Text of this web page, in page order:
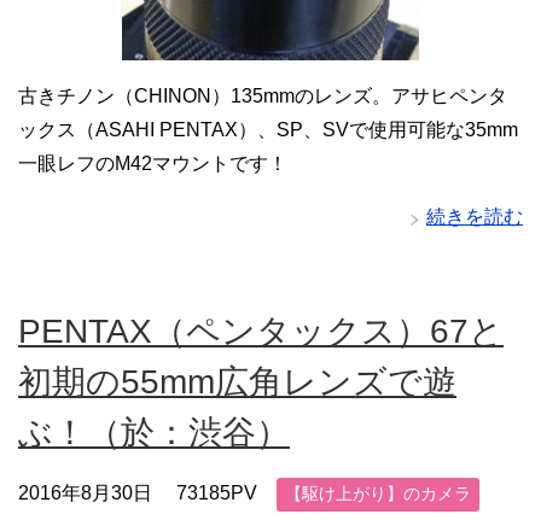
古きチノン（CHINON）135mmのレンズ。アサヒペンタ
ックス（ASAHI PENTAX）、SP、SVで使用可能な35mm
一眼レフのM42マウントです！
続きを読む
PENTAX（ペンタックス）67と
初期の55mm広角レンズで遊
ぶ！（於：渋谷）
2016年8月30日 73185PV 【駆け上がり】のカメラ